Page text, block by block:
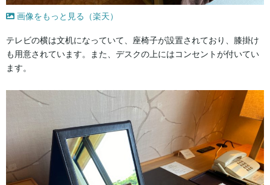
画像をもっと見る（楽天）
テレビの横は文机になっていて、座椅子が設置されており、膝掛け
も用意されています。また、デスクの上にはコンセントが付いてい
ます。